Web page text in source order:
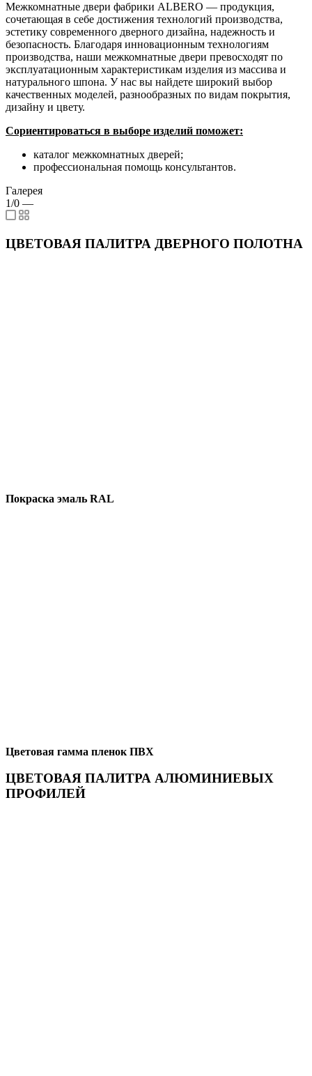
Межкомнатные двери фабрики ALBERO — продукция,
сочетающая в себе достижения технологий производства,
эстетику современного дверного дизайна, надежность и
безопасность. Благодаря инновационным технологиям
производства, наши межкомнатные двери превосходят по
эксплуатационным характеристикам изделия из массива и
натурального шпона. У нас вы найдете широкий выбор
качественных моделей, разнообразных по видам покрытия,
дизайну и цвету.
Сориентироваться в выборе изделий поможет:
каталог межкомнатных дверей;
профессиональная помощь консультантов.
Галерея
1/0 —
ЦВЕТОВАЯ ПАЛИТРА ДВЕРНОГО ПОЛОТНА
Покраска эмаль RAL
Цветовая гамма пленок ПВХ
ЦВЕТОВАЯ ПАЛИТРА АЛЮМИНИЕВЫХ
ПРОФИЛЕЙ